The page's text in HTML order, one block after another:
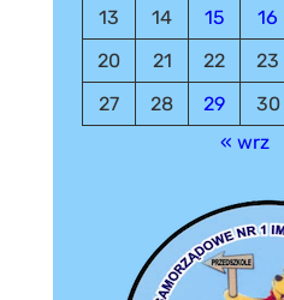
13
14 15 16
20
21 22 23
27
28 29 30
« wrz